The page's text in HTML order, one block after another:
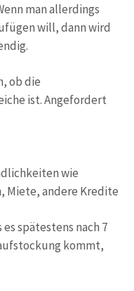
man allerdings
will, dann wird
ob die
ist. Angefordert
wie
Miete, andere Kredite
es spätestens nach 7
kommt,